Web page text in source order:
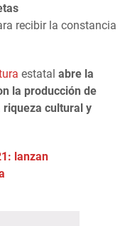
recibir la constancia
estatal abre la
la producción de
cultural y
lanzan